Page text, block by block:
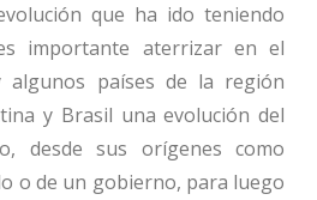
que ha ido teniendo
importante aterrizar en el
algunos países de la región
y Brasil una evolución del
desde sus orígenes como
o de un gobierno, para luego